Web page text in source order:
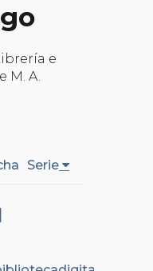
e
M. A.
Serie